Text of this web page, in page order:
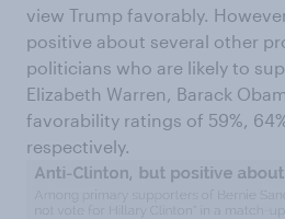
view Trump favorably.
positive about several other
politicians who are likely to
Elizabeth Warren, Barack
favorability ratings of 59%,
respectively.